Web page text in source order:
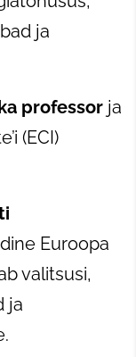
ja
professor ja
(ECI)
Euroopa
valitsusi,
ja